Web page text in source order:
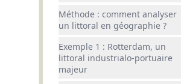
Méthode : comment analyser
un littoral en géographie ?
Exemple 1 : Rotterdam, un
littoral industrialo-portuaire
majeur